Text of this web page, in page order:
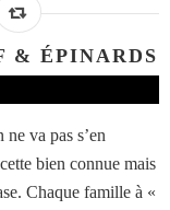
& ÉPINARDS
va pas s’en
bien connue mais
Chaque famille à «